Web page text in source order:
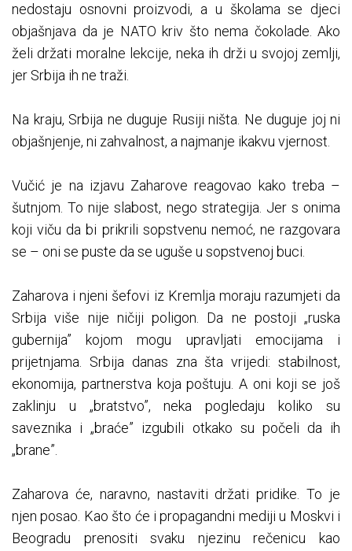
nedostaju osnovni proizvodi, a u školama se djeci
objašnjava da je NATO kriv što nema čokolade. Ako
želi držati moralne lekcije, neka ih drži u svojoj zemlji,
jer Srbija ih ne traži.
Na kraju, Srbija ne duguje Rusiji ništa. Ne duguje joj ni
objašnjenje, ni zahvalnost, a najmanje ikakvu vjernost.
Vučić je na izjavu Zaharove reagovao kako treba –
šutnjom. To nije slabost, nego strategija. Jer s onima
koji viču da bi prikrili sopstvenu nemoć, ne razgovara
se – oni se puste da se uguše u sopstvenoj buci.
Zaharova i njeni šefovi iz Kremlja moraju razumjeti da
Srbija više nije ničiji poligon. Da ne postoji „ruska
gubernija” kojom mogu upravljati emocijama i
prijetnjama. Srbija danas zna šta vrijedi: stabilnost,
ekonomija, partnerstva koja poštuju. A oni koji se još
zaklinju u „bratstvo”, neka pogledaju koliko su
saveznika i „braće” izgubili otkako su počeli da ih
„brane”.
Zaharova će, naravno, nastaviti držati pridike. To je
njen posao. Kao što će i propagandni mediji u Moskvi i
Beogradu prenositi svaku njezinu rečenicu kao